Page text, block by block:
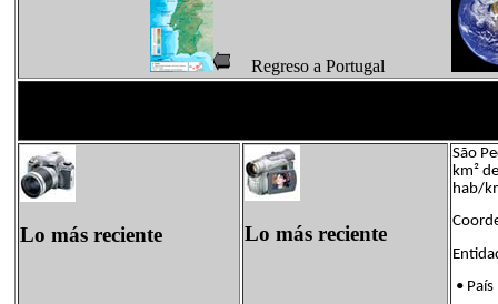
Regreso a Portugal
Lo más reciente Lo más reciente
São
km²
hab/
•